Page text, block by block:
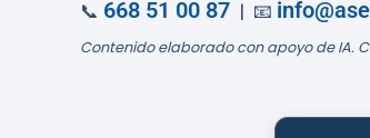
📞 668 51 00 87 | 📧
Contenido elaborado con apoyo de IA.